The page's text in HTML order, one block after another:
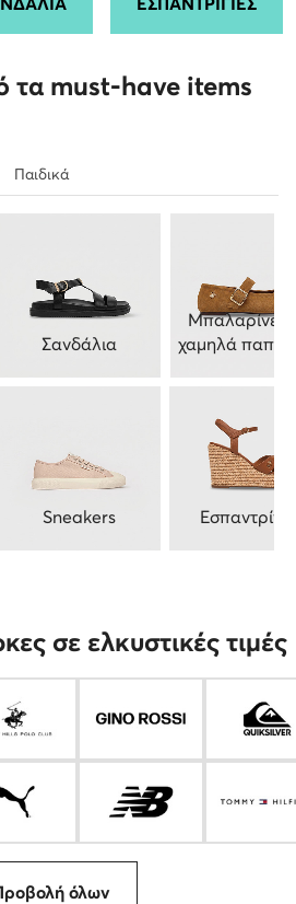
τα must-have items
Παιδικά
Σανδάλια
Sneakers
Μπαλαρίνες
χαμηλά
σε ελκυστικές τιμές
όλων